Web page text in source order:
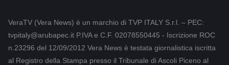
VeraTV (Vera News) è un marchio di TVP ITALY S.r.l. – PEC:
tvpitaly@arubapec.it P.IVA e C.F. 02078550445 - Iscrizione ROC
n.23296 del 12/09/2012 Vera News è testata giornalistica iscritta
al Registro della Stampa presso il Tribunale di Ascoli Piceno al